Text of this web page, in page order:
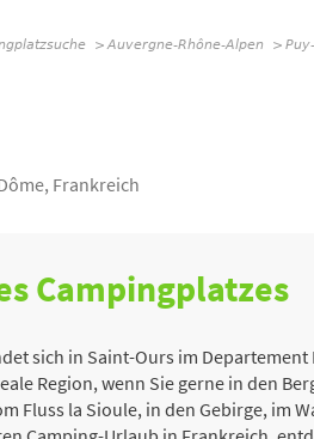
Auvergne-Rhône-Alpen
Frankreich
Campingplatzes
sich in Saint-Ours im
Region, wenn Sie gerne in den
Fluss la Sioule, in den Gebirge, im